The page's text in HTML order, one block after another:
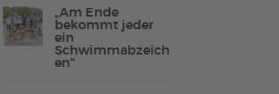
„Am Ende
bekommt jeder
ein
Schwimmabzeich
en“